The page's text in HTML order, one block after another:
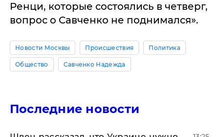
Ренци, которые состоялись в четверг,
вопрос о Савченко не поднимался».
Новости Москвы Происшествия Политика
Общество Савченко Надежда
Последние новости